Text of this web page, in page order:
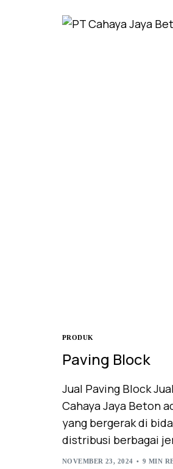
PRODUK
Paving Block
Jual Paving Block
Cahaya Jaya Beton
yang bergerak di
distribusi berbagai
NOVEMBER 23, 2024 9 MIN